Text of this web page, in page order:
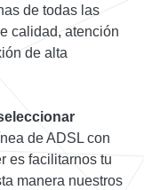
de todas las
calidad, atención
de alta
de ADSL con
es facilitarnos tu
manera nuestros